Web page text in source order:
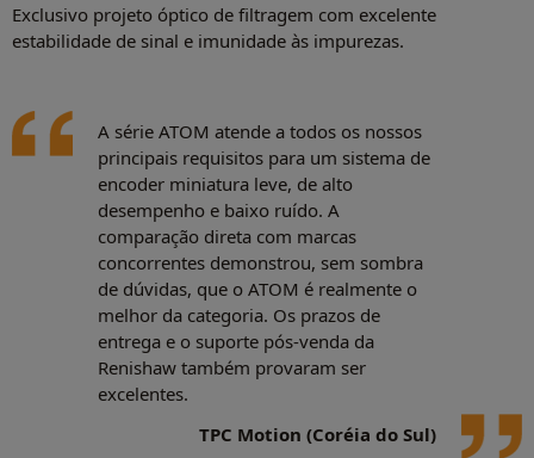
Exclusivo projeto óptico de filtragem com excelente
estabilidade de sinal e imunidade às impurezas.
A série ATOM atende a todos os nossos
principais requisitos para um sistema de
encoder miniatura leve, de alto
desempenho e baixo ruído. A
comparação direta com marcas
concorrentes demonstrou, sem sombra
de dúvidas, que o ATOM é realmente o
melhor da categoria. Os prazos de
entrega e o suporte pós-venda da
Renishaw também provaram ser
excelentes.
TPC Motion (Coréia do Sul)